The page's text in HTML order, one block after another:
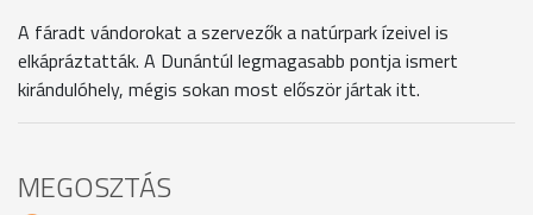
A fáradt vándorokat a szervezők a natúrpark ízeivel is
elkápráztatták. A Dunántúl legmagasabb pontja ismert
kirándulóhely, mégis sokan most először jártak itt.
MEGOSZTÁS